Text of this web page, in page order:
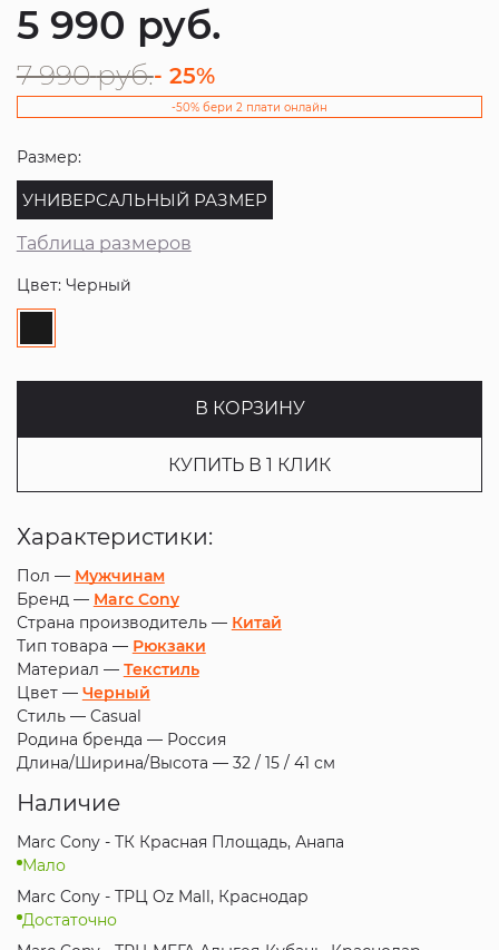
5 990 руб.
7 990 руб.- 25%
-50% бери 2 плати онлайн
Размер:
УНИВЕРСАЛЬНЫЙ РАЗМЕР
Таблица размеров
Цвет: Черный
В КОРЗИНУ
КУПИТЬ В 1 КЛИК
Характеристики:
Пол — Мужчинам
Бренд — Marc Cony
Страна производитель — Китай
Тип товара — Рюкзаки
Материал — Текстиль
Цвет — Черный
Стиль — Casual
Родина бренда — Россия
Длина/Ширина/Высота — 32 / 15 / 41 см
Наличие
Marc Cony - ТК Красная Площадь, Анапа
Мало
Marc Cony - ТРЦ Oz Mall, Краснодар
Достаточно